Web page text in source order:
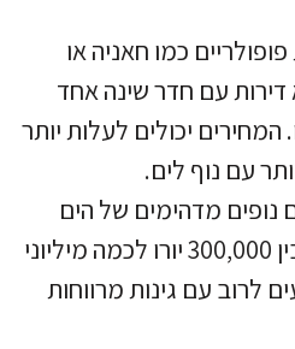
פופולריים כמו חאניה או
דירות עם חדר שינה אחד
אירו. המחירים יכולים לעלות יותר
עם נוף לים.
נופים מדהימים של הים
האגאי יכולות לנוע בין 300,000 יורו לכמה מיליוני
לרוב עם גינות מרווחות